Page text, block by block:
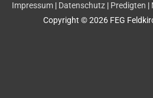
Impressum | Datenschutz | Predigten |
Copyright © 2026 FEG